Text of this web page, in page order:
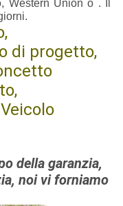
Western Union o . Il
di progetto,
della garanzia,
noi vi forniamo